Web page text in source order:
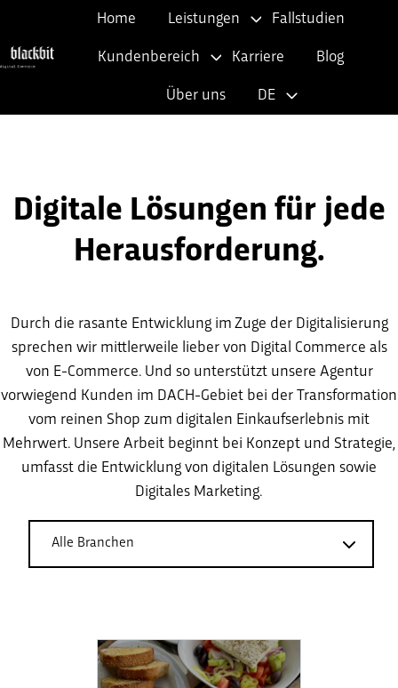
Home Leistungen Fallstudien
Kundenbereich Karriere Blog
Über uns DE
Digitale Lösungen für jede
Herausforderung.
Durch die rasante Entwicklung im Zuge der Digitalisierung
sprechen wir mittlerweile lieber von Digital Commerce als
von E-Commerce. Und so unterstützt unsere Agentur
vorwiegend Kunden im DACH-Gebiet bei der Transformation
vom reinen Shop zum digitalen Einkaufserlebnis mit
Mehrwert. Unsere Arbeit beginnt bei Konzept und Strategie,
umfasst die Entwicklung von digitalen Lösungen sowie
Digitales Marketing.